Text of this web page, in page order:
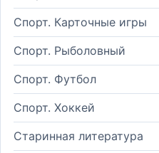
Спорт. Карточные игры
Спорт. Рыболовный
Спорт. Футбол
Спорт. Хоккей
Старинная литература